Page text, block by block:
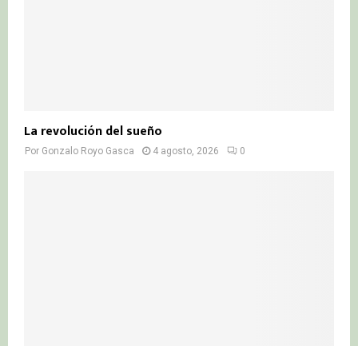
La revolución del sueño
Por Gonzalo Royo Gasca 4 agosto, 2026 0